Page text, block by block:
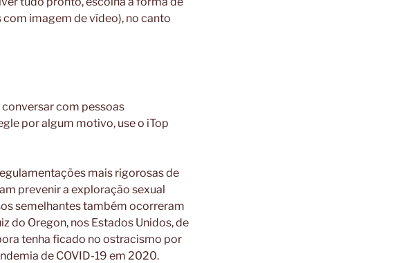
com imagem de vídeo), no canto
conversar com pessoas
por algum motivo, use o iTop
mais rigorosas de
prevenir a exploração sexual
semelhantes também ocorreram
do Oregon, nos Estados Unidos, de
tenha ficado no ostracismo por
de COVID-19 em 2020.